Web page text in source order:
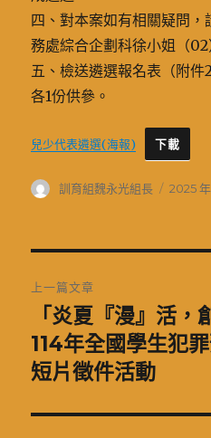
四、對本案如有相關疑問
務處綜合企劃科徐小姐（
五、檢送遴選報名表（附件
各1份供參。
兒少代表遴選(海報) 下載
作
訓育組魏永光組長
發
2025
章
導
覽
上一篇文章
上
一
篇
章:
「炎夏『漫』活，
114年全國學生犯
短片徵件活動